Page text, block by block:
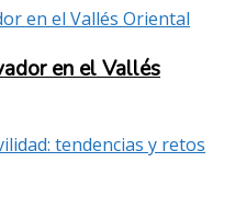
en el Vallés